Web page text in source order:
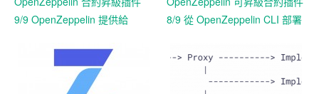
9/9 OpenZeppelin 提供給
8/9 從 OpenZeppelin CLI 部署